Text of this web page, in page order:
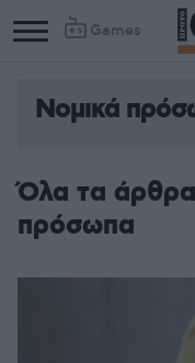
Games
Column
Column
Νομικά
Όλα τα
πρόσωπα